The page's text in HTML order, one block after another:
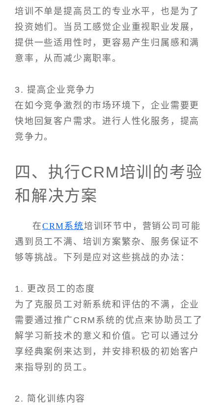
培训不单是提高员工的专业水平，也是为了
投资她们。当员工感觉企业重视职业发展，
提供一些适用性时，更容易产生归属感和满
意率，从而减少离职率。
3. 提高企业竞争力
在如今竞争激烈的市场环境下，企业需要更
快地回复客户需求。进行人性化服务，提高
竞争力。
四、执行CRM培训的考验
和解决方案
在CRM系统培训环节中，营销公司可能
遇到员工不满、培训方案繁杂、服务保证不
够等挑战。下列是应对这些挑战的办法：
1. 更改员工的态度
为了克服员工对新系统和评估的不满，企业
需要通过推广CRM系统的优点来协助员工了
解学习新技术的意义和价值。它可以通过分
享经典案例来达到，并安排积极的初始客户
来指导别的员工。
2. 简化训练内容